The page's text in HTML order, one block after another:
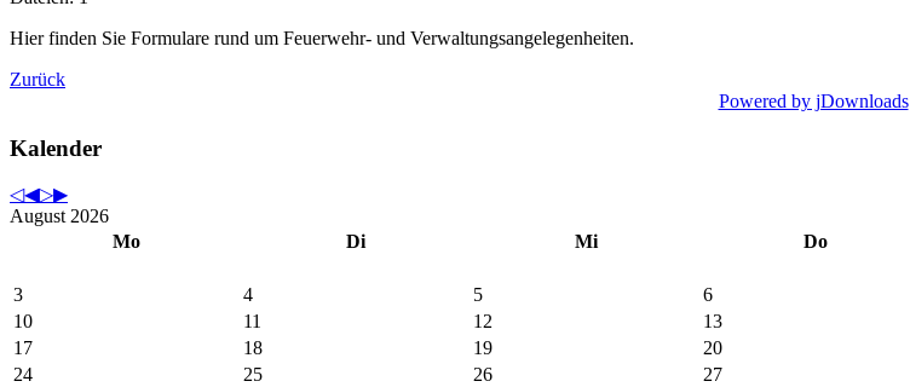
Hier finden Sie Formulare rund um Feuerwehr- und Verwaltungsangelegenheiten.
Zurück
Powered by jDownloads
Kalender
August 2026
Mo
Di Mi Do
3
4 5 6
10
11 12 13
17
18 19 20
24
25 26 27